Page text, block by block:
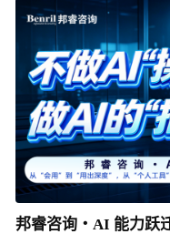
邦睿咨询・AI 能力跃